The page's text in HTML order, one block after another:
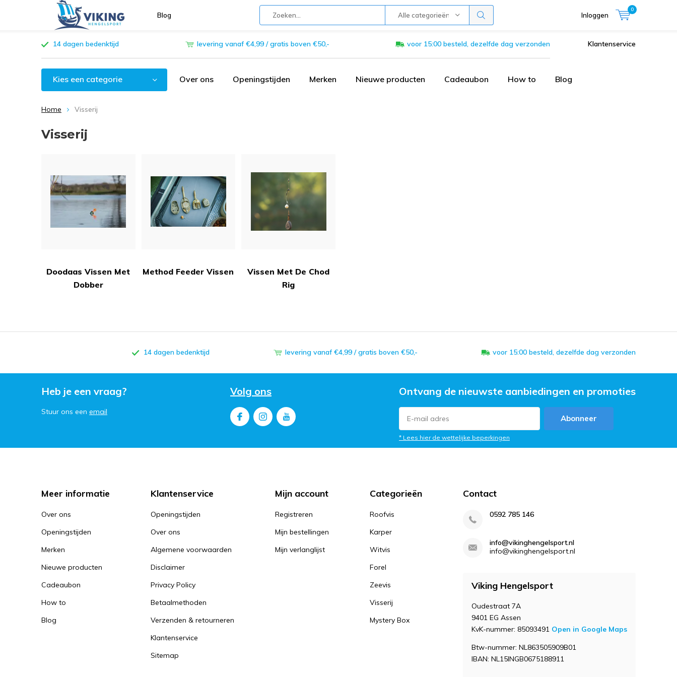
Blog Alle categorieën Inloggen
0
14 dagen bedenktijd levering vanaf €4,99 / gratis boven €50,- voor 15:00 besteld, dezelfde dag verzonden Klantenservice
Kies een categorie Over ons Openingstijden Merken Nieuwe producten Cadeaubon How to Blog
Home Visserij
Visserij
Doodaas Vissen Met
Dobber
Method Feeder Vissen
Vissen Met De Chod
Rig
14 dagen bedenktijd levering vanaf €4,99 / gratis boven €50,- voor 15:00 besteld, dezelfde dag verzonden
Heb je een vraag?
Stuur ons een email
Volg ons Ontvang de nieuwste aanbiedingen en promoties
Abonneer
* Lees hier de wettelijke beperkingen
Meer informatie
Over ons
Openingstijden
Merken
Nieuwe producten
Cadeaubon
How to
Blog
Klantenservice
Openingstijden
Over ons
Algemene voorwaarden
Disclaimer
Privacy Policy
Betaalmethoden
Verzenden & retourneren
Klantenservice
Sitemap
Mijn account
Registreren
Mijn bestellingen
Mijn verlanglijst
Categorieën
Roofvis
Karper
Witvis
Forel
Zeevis
Visserij
Mystery Box
Contact
0592 785 146
info@vikinghengelsport.nl
info@vikinghengelsport.nl
Viking Hengelsport
Oudestraat 7A
9401 EG Assen
KvK-nummer: 85093491 Open in Google Maps
Btw-nummer: NL863505909B01
IBAN: NL15INGB0675188911